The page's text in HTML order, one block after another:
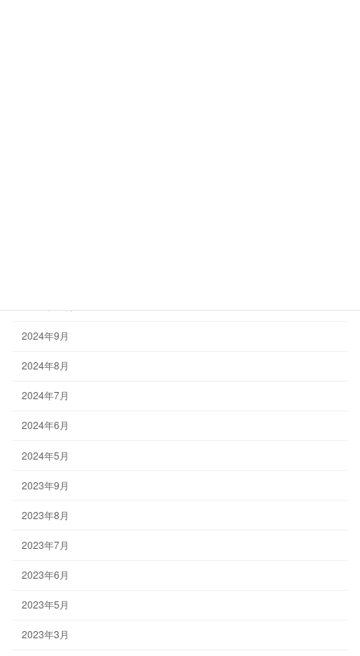
2024年9月
2024年8月
2024年7月
2024年6月
2024年5月
2023年9月
2023年8月
2023年7月
2023年6月
2023年5月
2023年3月